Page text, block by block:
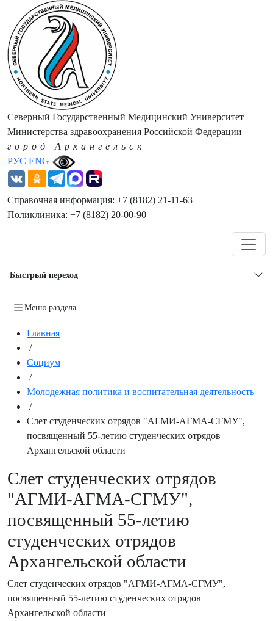
РУС ENG
Северный Государственный Медицинский Университет
Министерства здравоохранения Российской Федерации
город Архангельск
Справочная информация: +7 (8182) 21-11-63
Поликлиника: +7 (8182) 20-00-90
Быстрый переход
Меню раздела
Главная
/
Социум
/
Молодежная политика и воспитательная деятельность
/
Слет студенческих отрядов "АГМИ-АГМА-СГМУ",
посвященный 55-летию студенческих отрядов
Архангельской области
Слет студенческих отрядов
"АГМИ-АГМА-СГМУ",
посвященный 55-летию
студенческих отрядов
Архангельской области
Слет студенческих отрядов "АГМИ-АГМА-СГМУ",
посвященный 55-летию студенческих отрядов
Архангельской области